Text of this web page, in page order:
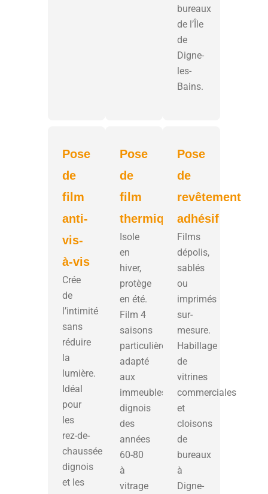
bureaux
de l’Île
de
Digne-
les-
Bains.
Pose
de
film
anti-
vis-
à-vis
Crée
de
l’intimité
sans
réduire
la
lumière.
Idéal
pour
les
rez-de-
chaussée
dignois
et les
Pose
de
film
thermique
Isole
en
hiver,
protège
en été.
Film 4
saisons
particulièrement
adapté
aux
immeubles
dignois
des
années
60-80
à
vitrage
Pose
de
revêtement
adhésif
Films
dépolis,
sablés
ou
imprimés
sur-
mesure.
Habillage
de
vitrines
commerciales
et
cloisons
de
bureaux
à
Digne-